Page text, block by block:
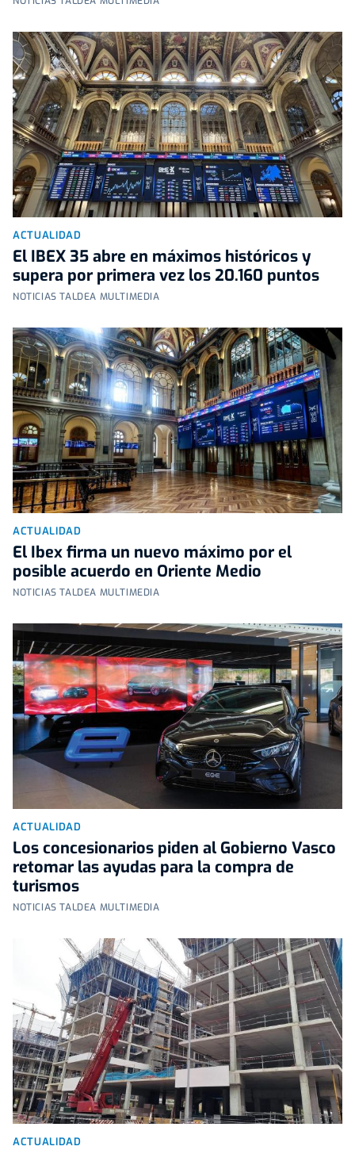
ACTUALIDAD
El IBEX 35 abre en máximos históricos y
supera por primera vez los 20.160 puntos
NOTICIAS TALDEA MULTIMEDIA
ACTUALIDAD
El Ibex firma un nuevo máximo por el
posible acuerdo en Oriente Medio
NOTICIAS TALDEA MULTIMEDIA
ACTUALIDAD
Los concesionarios piden al Gobierno Vasco
retomar las ayudas para la compra de
turismos
NOTICIAS TALDEA MULTIMEDIA
ACTUALIDAD